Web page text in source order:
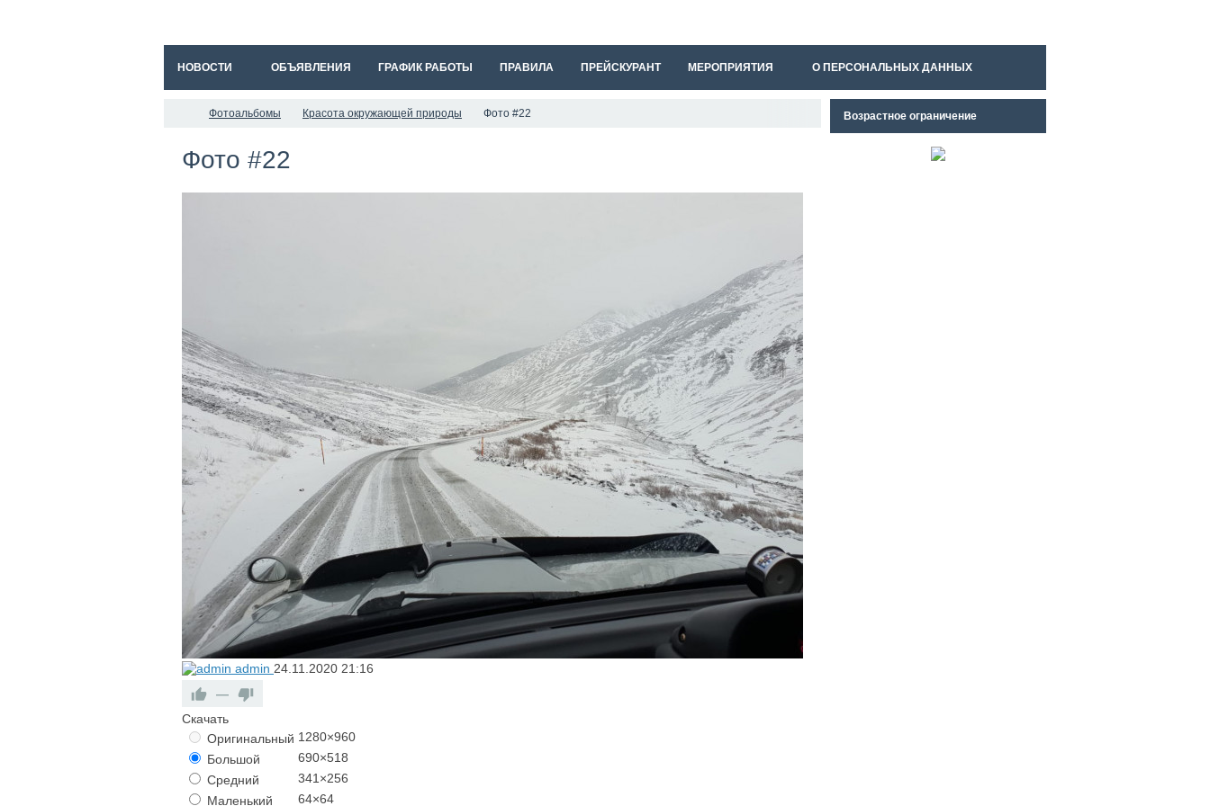
НОВОСТИ ОБЪЯВЛЕНИЯ ГРАФИК РАБОТЫ ПРАВИЛА ПРЕЙСКУРАНТ МЕРОПРИЯТИЯ О ПЕРСОНАЛЬНЫХ ДАННЫХ
Фотоальбомы Красота окружающей природы Фото #22
Фото #22
admin 24.11.2020 21:16
—
Скачать
Оригинальный 1280×960
Большой
690×518
Средний
341×256
Маленький
64×64
Возрастное ограничение